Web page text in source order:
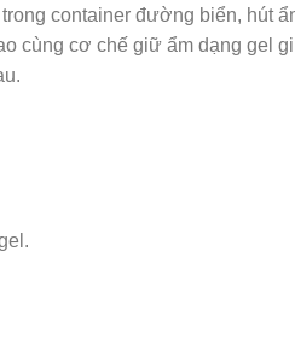
container đường biển, hút
cùng cơ chế giữ ẩm dạng gel